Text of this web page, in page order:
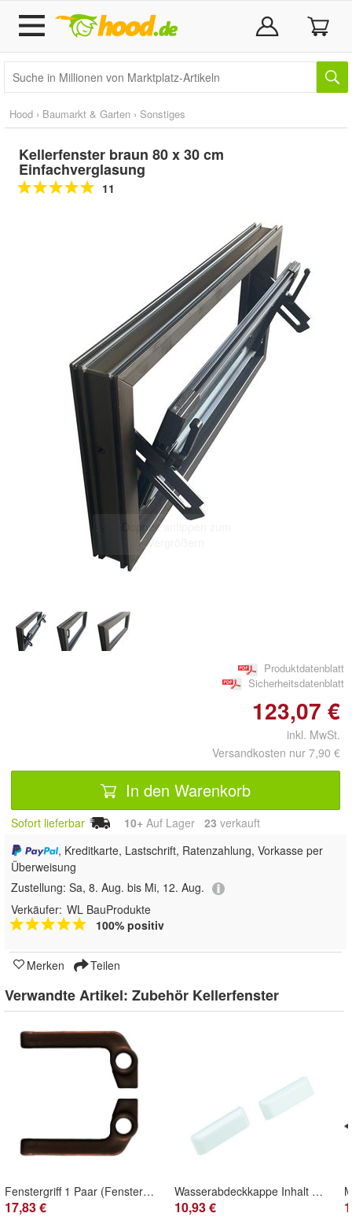
Hood › Baumarkt & Garten › Sonstiges
Kellerfenster braun 80 x 30 cm
Einfachverglasung
11
Doppelt antippen zum
vergrößern
Produktdatenblatt
Sicherheitsdatenblatt
123,07 €
inkl. MwSt.
Versandkosten nur 7,90 €
In den Warenkorb
Sofort lieferbar 10+ Auf Lager 23 verkauft
, Kreditkarte, Lastschrift, Ratenzahlung, Vorkasse per
Überweisung
Zustellung: Sa, 8. Aug. bis Mi, 12. Aug.
Verkäufer: WL BauProdukte
100% positiv
Merken Teilen
Verwandte Artikel: Zubehör Kellerfenster
Fenstergriff 1 Paar (Fensterknebel)
17,83 €
Wasserabdeckkappe Inhalt 1 Paar
10,93 €